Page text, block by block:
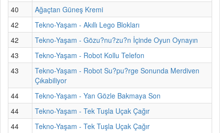
40
Ağaçtan Güneş Kremi
42
Tekno-Yaşam - Akıllı Lego Blokları
42
Tekno-Yaşam - Gözu?nu?zu?n İçinde Oyun Oynayın
43
Tekno-Yaşam - Robot Kollu Telefon
43
Tekno-Yaşam - Robot Su?pu?rge Sonunda Merdiven
Çıkabiliyor
44
Tekno-Yaşam - Yan Gözle Bakmaya Son
44
Tekno-Yaşam - Tek Tuşla Uçak Çağır
44
Tekno-Yaşam - Tek Tuşla Uçak Çağır